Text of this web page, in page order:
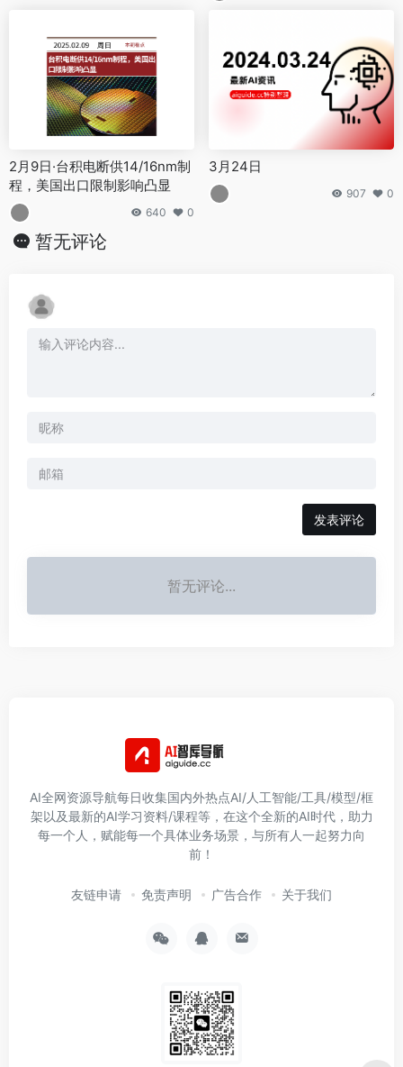
2月9日·台积电断供14/16nm制
程，美国出口限制影响凸显
640 0
3月24日
907 0
暂无评论
发表评论
暂无评论...
AI全网资源导航每日收集国内外热点AI/人工智能/工具/模型/框
架以及最新的AI学习资料/课程等，在这个全新的AI时代，助力
每一个人，赋能每一个具体业务场景，与所有人一起努力向
前！
友链申请 免责声明 广告合作 关于我们